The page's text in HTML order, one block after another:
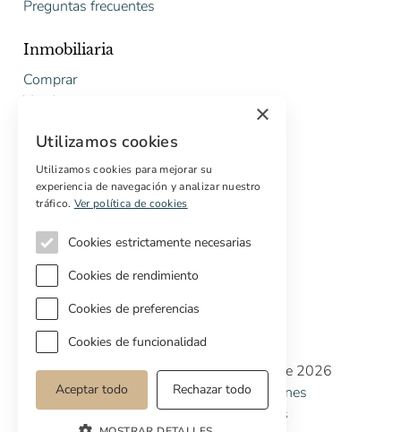
Preguntas frecuentes
Inmobiliaria
Comprar
Vender
Presupuesto gratuito de rehabilitación
Servicios
Marketing digital
Propiedades off-market
Servicios para compradores
Copyright © Cottage Properties Real Estate 2026
Política de Privacidad
Terminos y Condiciones
Política de CookiesPreferencias de cookies
×
Utilizamos cookies
Utilizamos cookies para mejorar su
experiencia de navegación y analizar nuestro
tráfico. Ver política de cookies
Cookies estrictamente necesarias
Cookies de rendimiento
Cookies de preferencias
Cookies de funcionalidad
Aceptar todo Rechazar todo